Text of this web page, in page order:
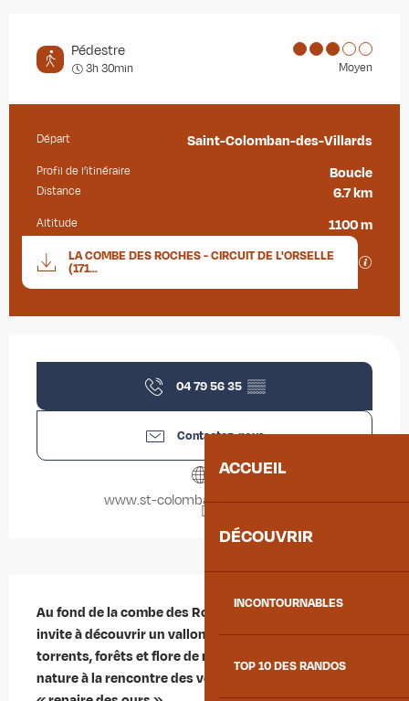
ACCUEIL
DÉCOUVRIR
INCONTOURNABLES
TOP 10 DES RANDOS
Pédestre
3h 30min Moyen
Informations pratiques
Départ Saint-Colomban-des-Villards
Profil de l’itinéraire Boucle
Distance 6.7 km
Altitude 1100 m
Documentation
LA COMBE DES ROCHES - CIRCUIT DE L'ORSELLE
(171...
04 79 56 35 ▒▒
Contactez-nous
www.st-colomban-des-villards.fr
Au fond de la combe des Roches, cette randonnée
invite à découvrir un vallon préservé où se mêlent
torrents, forêts et flore de montagne. Une balade
nature à la rencontre des vestiges de l’Orselle, ancien